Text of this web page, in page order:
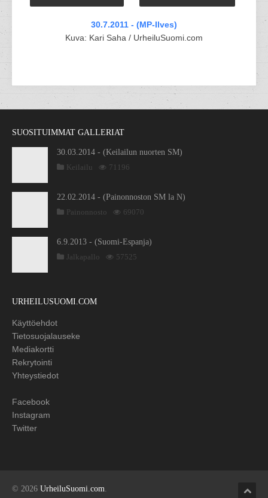
30.7.2011 - (MP-Ilves)
Kuva: Kari Saha / UrheiluSuomi.com
SUOSITUIMMAT GALLERIAT
30.03.2014 - (Keilailun nuorten SM)
Keilailu
71196
22.02.2014 - (Painonnoston SM la N)
Painonnosto
69070
6.9.2013 - (Suomi-Espanja)
Jalkapallo
57525
URHEILUSUOMI.COM
Käyttöehdot
Tietosuojalauseke
Mediakortti
Rekrytointi
Yhteystiedot
Facebook
Instagram
Twitter
© 2026 UrheiluSuomi.com.